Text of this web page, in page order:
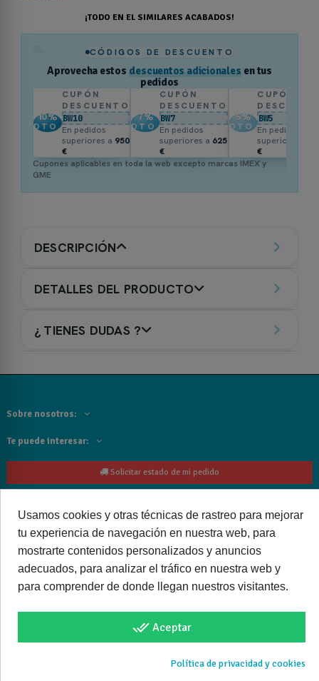
¡TODO EN EL SIMILARES ACABADOS!
CÓDIGOS DE DESCUENTO
Aprovecha estos descuentos adicionales en tus
pedidos
10%
DTO.
CUPÓN
DESCUENTO
BW10
En pedidos
superiores a 950
€
7%
DTO.
CUPÓN
DESCUENTO
BW7
En pedidos
superiores a 625
€
5%
DTO.
CUPÓN
BW5
En pedidos
superiores a
€
Cupones aplicables en toda la web excepto marcas IMEX y
GME
DESCRIPCIÓN
DETALLES DEL PRODUCTO
¿ TIENES DUDAS ?
Sobre nosotros:
Te puede interesar:
Solicitar estado de mi pedido
Siguenos
Cancelar o devolver un pedido
Usamos cookies y otras técnicas de rastreo para mejorar
tu experiencia de navegación en nuestra web, para
mostrarte contenidos personalizados y anuncios
adecuados, para analizar el tráfico en nuestra web y
para comprender de donde llegan nuestros visitantes.
done_all Aceptar
Política de privacidad y cookies